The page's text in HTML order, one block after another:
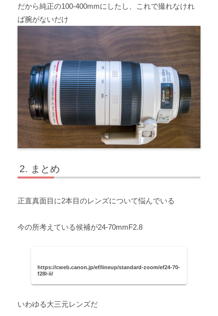
だから純正の100-400mmにしたし、これで撮れなけれ
ば腕がないだけ
まとめ
正直真面目に2本目のレンズについて悩んでいる
今の所考えている候補が24-70mmF2.8
https://cweb.canon.jp/ef/lineup/standard-zoom/ef24-70-
f28l-ii/
いわゆる大三元レンズだ